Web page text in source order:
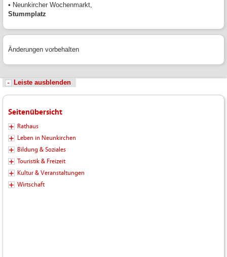
• Neunkircher Wochenmarkt,
Stummplatz
Änderungen vorbehalten
Leiste ausblenden
Seitenübersicht
Rathaus
Leben in Neunkirchen
Bildung & Soziales
Touristik & Freizeit
Kultur & Veranstaltungen
Wirtschaft